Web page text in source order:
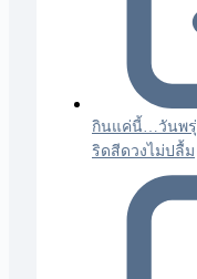
กินแค่นี้…วันพรุ่
ริดสีดวงไม่ปลื้ม